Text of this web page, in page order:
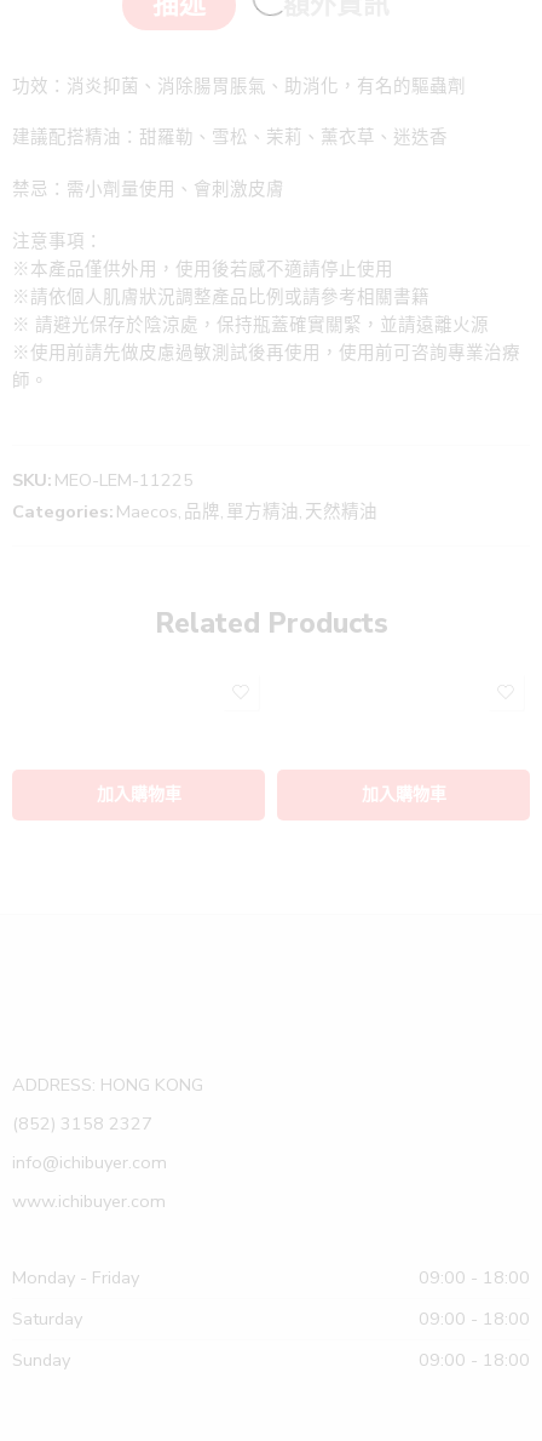
功效：消炎抑菌、消除腸胃脹氣、助消化，有名的驅蟲劑
建議配搭精油：甜羅勒、雪松、茉莉、薰衣草、迷迭香
禁忌：需小劑量使用、會刺激皮膚
注意事項：
※本產品僅供外用，使用後若感不適請停止使用
※請依個人肌膚狀況調整產品比例或請參考相關書籍
※ 請避光保存於陰涼處，保持瓶蓋確實關緊，並請遠離火源
※使用前請先做皮慮過敏測試後再使用，使用前可咨詢專業治療
師。
SKU: MEO-LEM-11225
Categories: Maecos, 品牌, 單方精油, 天然精油
Related Products
ADDRESS: HONG KONG
(852) 3158 2327
info@ichibuyer.com
www.ichibuyer.com
Monday - Friday
09:00 - 18:00
Saturday
09:00 - 18:00
Sunday
09:00 - 18:00